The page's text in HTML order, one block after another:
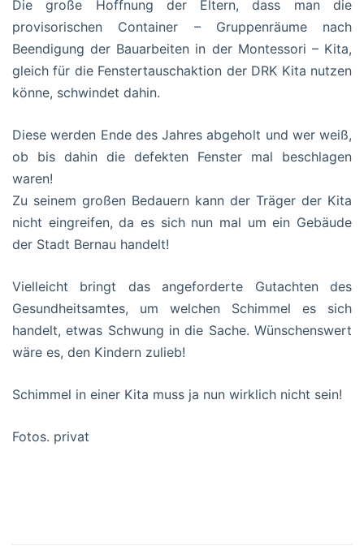
Die große Hoffnung der Eltern, dass man die
provisorischen Container – Gruppenräume nach
Beendigung der Bauarbeiten in der Montessori – Kita,
gleich für die Fenstertauschaktion der DRK Kita nutzen
könne, schwindet dahin.
Diese werden Ende des Jahres abgeholt und wer weiß,
ob bis dahin die defekten Fenster mal beschlagen
waren!
Zu seinem großen Bedauern kann der Träger der Kita
nicht eingreifen, da es sich nun mal um ein Gebäude
der Stadt Bernau handelt!
Vielleicht bringt das angeforderte Gutachten des
Gesundheitsamtes, um welchen Schimmel es sich
handelt, etwas Schwung in die Sache. Wünschenswert
wäre es, den Kindern zulieb!
Schimmel in einer Kita muss ja nun wirklich nicht sein!
Fotos. privat